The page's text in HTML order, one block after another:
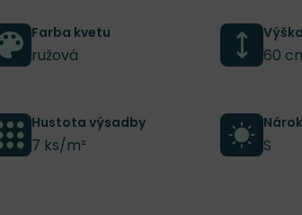
Farba kvetu
ružová 60
Hustota výsadby
7 ks/m² S